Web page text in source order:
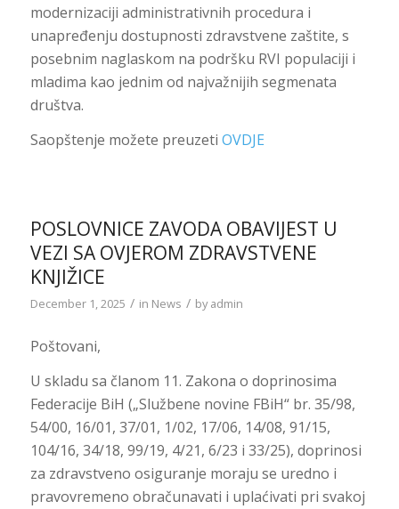
modernizaciji administrativnih procedura i
unapređenju dostupnosti zdravstvene zaštite, s
posebnim naglaskom na podršku RVI populaciji i
mladima kao jednim od najvažnijih segmenata
društva.
Saopštenje možete preuzeti OVDJE
POSLOVNICE ZAVODA OBAVIJEST U
VEZI SA OVJEROM ZDRAVSTVENE
KNJIŽICE
December 1, 2025 / in News / byadmin
Poštovani,
U skladu sa članom 11. Zakona o doprinosima
Federacije BiH („Službene novine FBiH“ br. 35/98,
54/00, 16/01, 37/01, 1/02, 17/06, 14/08, 91/15,
104/16, 34/18, 99/19, 4/21, 6/23 i 33/25), doprinosi
za zdravstveno osiguranje moraju se uredno i
pravovremeno obračunavati i uplaćivati pri svakoj